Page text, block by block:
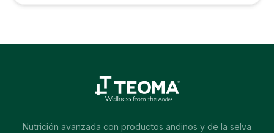
Nutrición avanzada con productos andinos y de la selva